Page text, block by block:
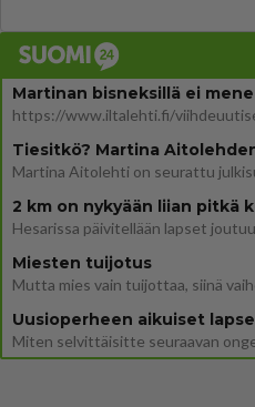
Martinan bisneksillä ei
2 km on nykyään liian pitkä
Miesten tuijotus